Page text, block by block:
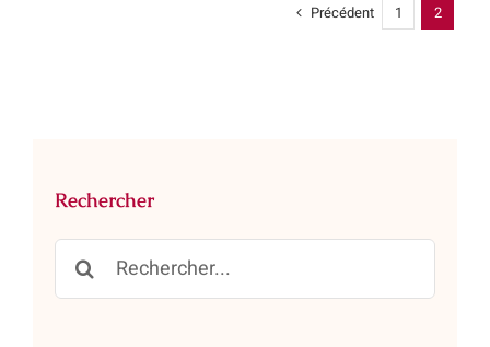
Précédent 1 2
Rechercher
Rechercher: